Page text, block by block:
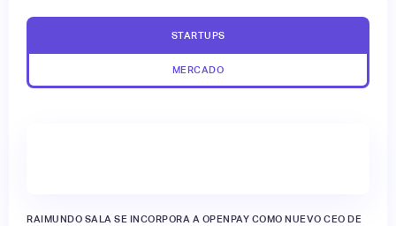
STARTUPS
MERCADO
RAIMUNDO SALA SE INCORPORA A OPENPAY COMO NUEVO CEO DE